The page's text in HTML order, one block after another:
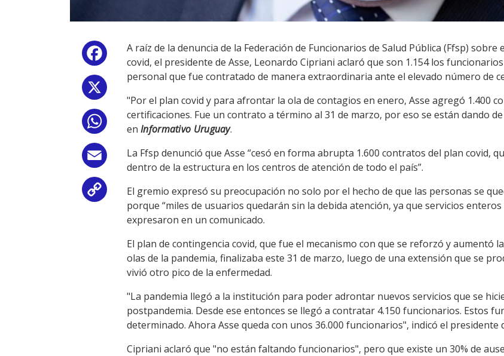
Facebook
WhatsApp
Email
Copy
Link
A raíz de la denuncia de la Federación de Funcionarios de Salud Pública (Ffsp) sobre
covid, el presidente de Asse, Leonardo Cipriani aclaró que son 1.154 los
personal que fue contratado de manera extraordinaria ante el elevado número de
"Por el plan covid y para afrontar la ola de contagios en enero, Asse agregó 1.400
certificaciones. Fue un contrato a término al 31 de marzo, por eso se están dando
en Informativo Uruguay.
La Ffsp denunció que Asse “cesó en forma abrupta 1.600 contratos del plan covid,
dentro de la estructura en los centros de atención de todo el país”.
El gremio expresó su preocupación no solo por el hecho de que las personas se
porque “miles de usuarios quedarán sin la debida atención, ya que servicios
expresaron en un comunicado.
El plan de contingencia covid, que fue el mecanismo con que se reforzó y aumentó
olas de la pandemia, finalizaba este 31 de marzo, luego de una extensión que se
vivió otro pico de la enfermedad.
"La pandemia llegó a la institución para poder adrontar nuevos servicios que se
postpandemia. Desde ese entonces se llegó a contratar 4.150 funcionarios. Estos
determinado. Ahora Asse queda con unos 36.000 funcionarios", indicó el presidente
Cipriani aclaró que "no están faltando funcionarios", pero que existe un 30% de